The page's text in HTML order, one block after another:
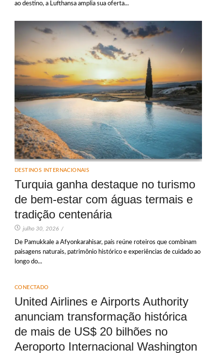
ao destino, a Lufthansa amplia sua oferta...
DESTINOS INTERNACIONAIS
Turquia ganha destaque no turismo
de bem-estar com águas termais e
tradição centenária
julho 30, 2026 /
De Pamukkale a Afyonkarahisar, país reúne roteiros que combinam
paisagens naturais, patrimônio histórico e experiências de cuidado ao
longo do...
CONECTADO
United Airlines e Airports Authority
anunciam transformação histórica
de mais de US$ 20 bilhões no
Aeroporto Internacional Washington